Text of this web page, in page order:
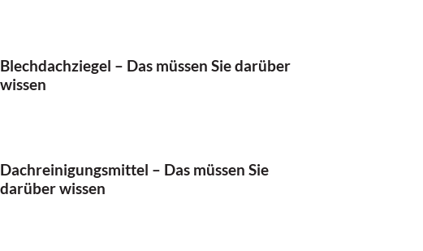
Blechdachziegel – Das müssen Sie darüber
wissen
Dachreinigungsmittel – Das müssen Sie
darüber wissen